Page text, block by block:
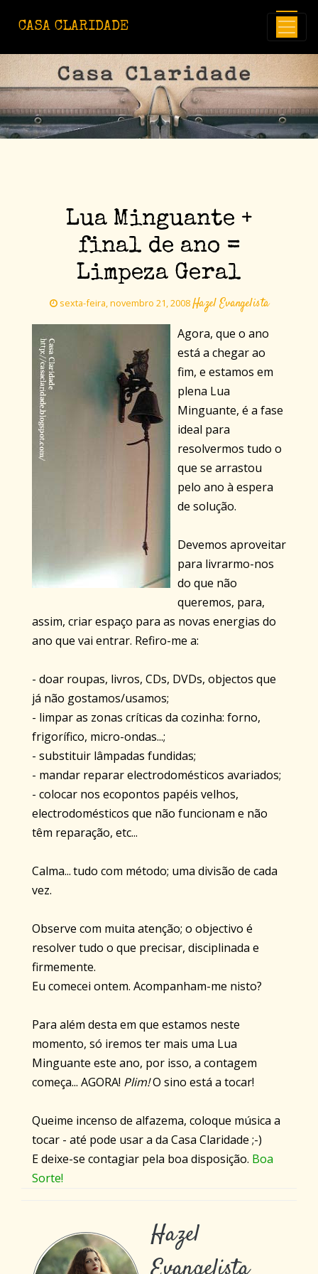
CASA CLARIDADE
Lua Minguante +
final de ano =
Limpeza Geral
sexta-feira, novembro 21, 2008Hazel Evangelista
Agora, que o ano
está a chegar ao
fim, e estamos em
plena Lua
Minguante, é a fase
ideal para
resolvermos tudo o
que se arrastou
pelo ano à espera
de solução.
Devemos aproveitar
para livrarmo-nos
do que não
queremos, para,
assim, criar espaço para as novas energias do
ano que vai entrar. Refiro-me a:
- doar roupas, livros, CDs, DVDs, objectos que
já não gostamos/usamos;
- limpar as zonas críticas da cozinha: forno,
frigorífico, micro-ondas...;
- substituir lâmpadas fundidas;
- mandar reparar electrodomésticos avariados;
- colocar nos ecopontos papéis velhos,
electrodomésticos que não funcionam e não
têm reparação, etc...
Calma...tudo com método; uma divisão de cada
vez.
Observe com muita atenção; o objectivo é
resolver tudo o que precisar, disciplinada e
firmemente.
Eu comecei ontem. Acompanham-me nisto?
Para além desta em que estamos neste
momento, só iremos ter mais uma Lua
Minguante este ano, por isso, a contagem
começa... AGORA! Plim!O sino está a tocar!
Queime incenso de alfazema, coloque música a
tocar - até pode usar a da Casa Claridade ;-)
E deixe-se contagiar pela boa disposição. Boa
Sorte!
Hazel